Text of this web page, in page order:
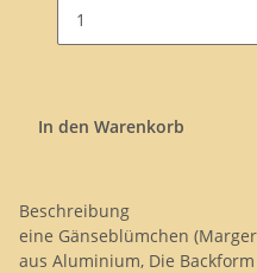
In den Warenkorb
Beschreibung
eine Gänseblümchen
aus Aluminium, Die